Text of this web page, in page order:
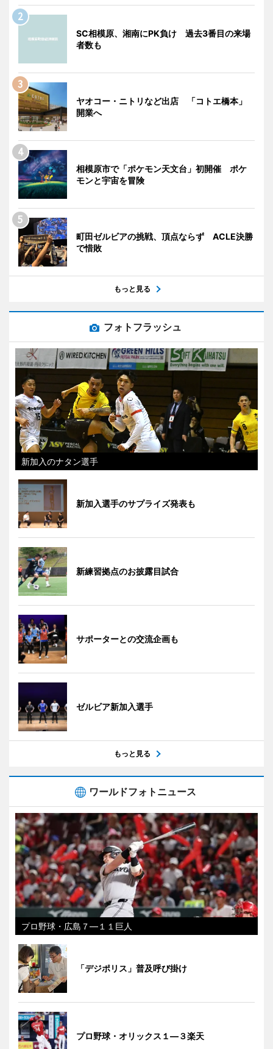
SC相模原、湘南にPK負け 過去3番目の来場
者数も
ヤオコー・ニトリなど出店 「コトエ橋本」
開業へ
相模原市で「ポケモン天文台」初開催 ポケ
モンと宇宙を冒険
町田ゼルビアの挑戦、頂点ならず ACLE決勝
で惜敗
もっと見る
フォトフラッシュ
新加入のナタン選手
新加入選手のサプライズ発表も
新練習拠点のお披露目試合
サポーターとの交流企画も
ゼルビア新加入選手
もっと見る
ワールドフォトニュース
プロ野球・広島７―１１巨人
「デジポリス」普及呼び掛け
プロ野球・オリックス１―３楽天